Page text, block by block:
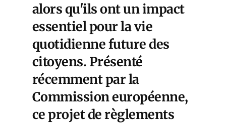
alors qu'ils ont un impact
essentiel pour la vie
quotidienne future des
citoyens. Présenté
récemment par la
Commission européenne,
ce projet de règlements